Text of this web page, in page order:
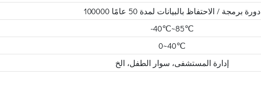
100000 دورة برمجة / الاحتفاظ بالبيانات لمدة 50 عامًا
-40℃~85℃
0~40℃
إدارة المستشفى، سوار الطفل، الخ